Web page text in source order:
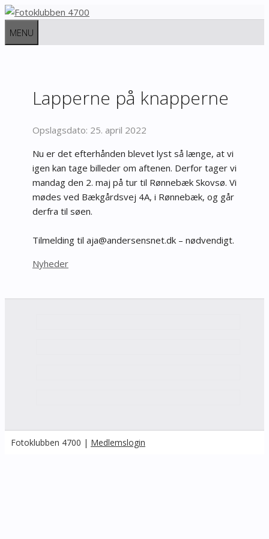
Hop
MENU
Lapperne på knapperne
25. april 2022
Nu er det efterhånden blevet lyst så længe, at vi
igen kan tage billeder om aftenen. Derfor tager vi
mandag den 2. maj på tur til Rønnebæk Skovsø. Vi
mødes ved Bækgårdsvej 4A, i Rønnebæk, og går
derfra til søen.
Tilmelding til kd.te
nsnes
redna
@aja
– nødvendigt.
Kategorier
Nyheder
Fotoklubben 4700 | Medlemslogin